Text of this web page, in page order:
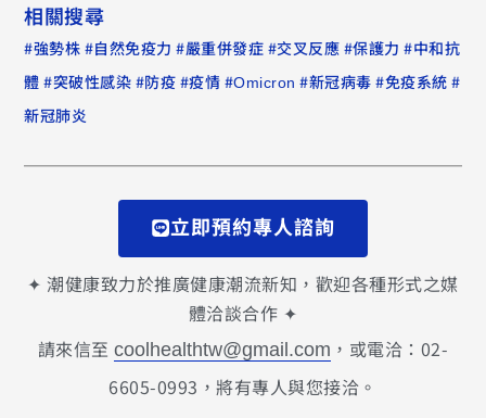
相關搜尋
#強勢株 #自然免疫力 #嚴重併發症 #交叉反應 #保護力 #中和抗
體 #突破性感染 #防疫 #疫情 #Omicron #新冠病毒 #免疫系統 #
新冠肺炎
立即預約專人諮詢
✦ 潮健康致力於推廣健康潮流新知，歡迎各種形式之媒
體洽談合作 ✦
請來信至coolhealthtw@gmail.com ，或電洽：02-
6605-0993，將有專人與您接洽。